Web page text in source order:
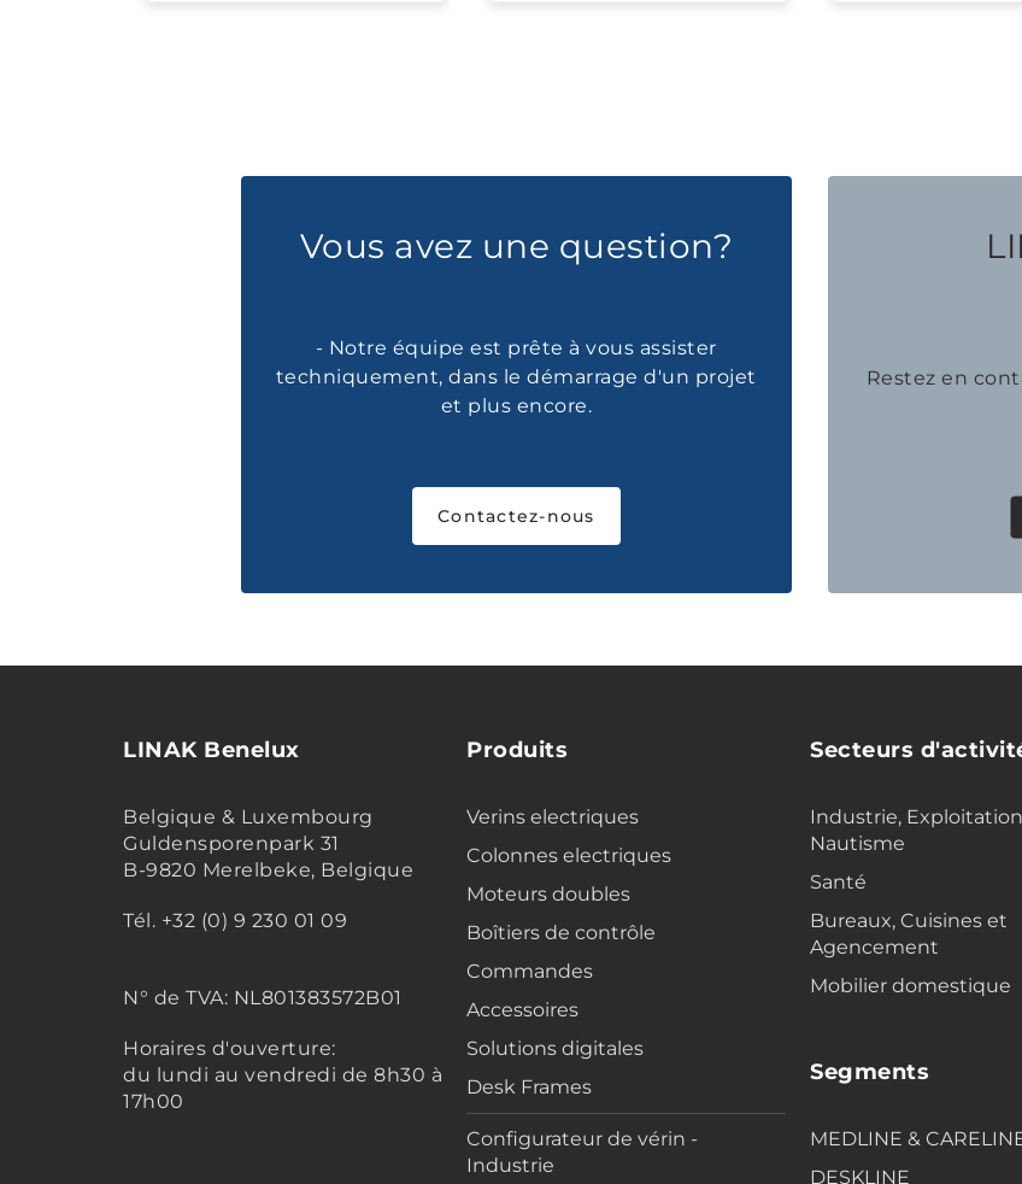
Vous avez une question?
- Notre équipe est prête à vous assister
techniquement, dans le démarrage d'un projet
et plus encore.
Contactez-nous
Restez en
LINAK Benelux
Belgique & Luxembourg
Guldensporenpark 31
B-9820 Merelbeke, Belgique
Tél. +32 (0) 9 230 01 09
N° de TVA: NL801383572B01
Horaires d'ouverture:
du lundi au vendredi de 8h30 à
17h00
Produits
Verins electriques
Colonnes electriques
Moteurs doubles
Boîtiers de contrôle
Commandes
Accessoires
Solutions digitales
Desk Frames
Configurateur de vérin -
Industrie
Secteurs
Industrie,
Nautisme
Santé
Bureaux, Cuisines et
Agencement
Mobilier domestique
Segments
MEDLINE &
DESKLINE